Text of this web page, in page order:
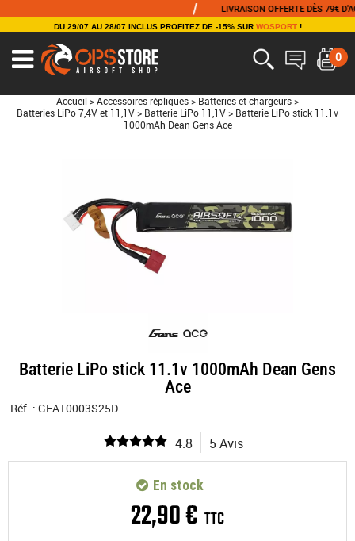
LIVRAISON OFFERTE DÈS 79€
DU 29/07 AU 28/07 INCLUS PROFITEZ DE -15% SUR WOSPORT!
0
Accueil > Accessoires répliques > Batteries et chargeurs >
Batteries LiPo 7,4V et 11,1V > Batterie LiPo 11,1V > Batterie LiPo stick 11.1v
1000mAh Dean Gens Ace
Batterie LiPo stick 11.1v 1000mAh Dean Gens
Ace
Réf. : GEA10003S25D
4.8 5 Avis
22,90€ TTC
En stock